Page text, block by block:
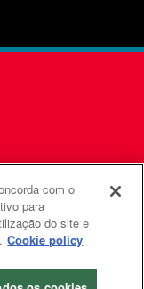
agência da Igreja
Todos os direitos
com o
para
do site e
Cookie policy